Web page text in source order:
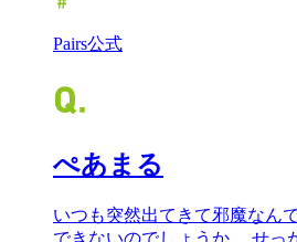
Pairs公式
ぺあまる
いつも突然出てきて邪魔なん
できないのでしょうか。 せっ